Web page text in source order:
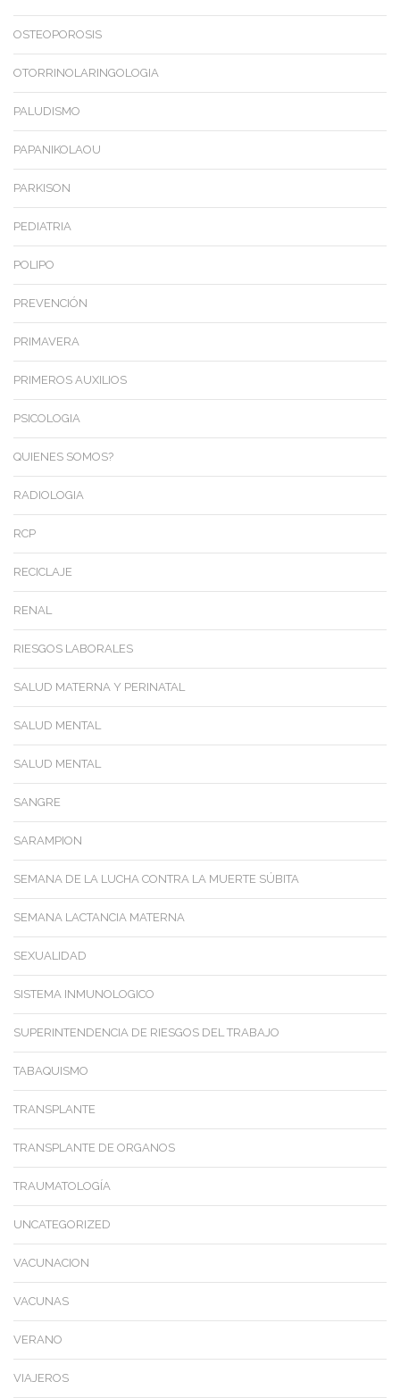
OSTEOPOROSIS
OTORRINOLARINGOLOGIA
PALUDISMO
PAPANIKOLAOU
PARKISON
PEDIATRIA
POLIPO
PREVENCIÓN
PRIMAVERA
PRIMEROS AUXILIOS
PSICOLOGIA
QUIENES SOMOS?
RADIOLOGIA
RCP
RECICLAJE
RENAL
RIESGOS LABORALES
SALUD MATERNA Y PERINATAL
SALUD MENTAL
SALUD MENTAL
SANGRE
SARAMPION
SEMANA DE LA LUCHA CONTRA LA MUERTE SÚBITA
SEMANA LACTANCIA MATERNA
SEXUALIDAD
SISTEMA INMUNOLOGICO
SUPERINTENDENCIA DE RIESGOS DEL TRABAJO
TABAQUISMO
TRANSPLANTE
TRANSPLANTE DE ORGANOS
TRAUMATOLOGÍA
UNCATEGORIZED
VACUNACION
VACUNAS
VERANO
VIAJEROS